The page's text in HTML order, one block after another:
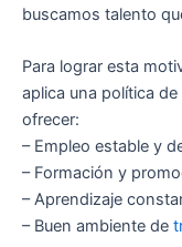
buscamos talento
Para lograr esta
aplica una política
ofrecer:
– Empleo estable y
– Formación y
– Aprendizaje
– Buen ambiente de